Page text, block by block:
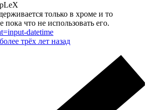
только в хроме и то
пока что не использовать его.
datetime
более трёх лет назад